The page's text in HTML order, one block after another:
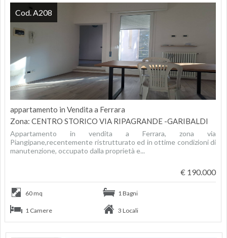
appartamento in Vendita a Ferrara
Zona: CENTRO STORICO VIA RIPAGRANDE -GARIBALDI
Appartamento in vendita a Ferrara, zona via
Piangipane,recentemente ristrutturato ed in ottime condizioni di
manutenzione, occupato dalla proprietà e...
€ 190.000
Cod. A208
60 mq 1 Bagni
1 Camere 3 Locali